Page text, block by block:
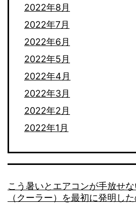
2022年8月
2022年7月
2022年6月
2022年5月
2022年4月
2022年3月
2022年2月
2022年1月
こう暑いとエアコンが手放せ
（クーラー）を最初に発明した